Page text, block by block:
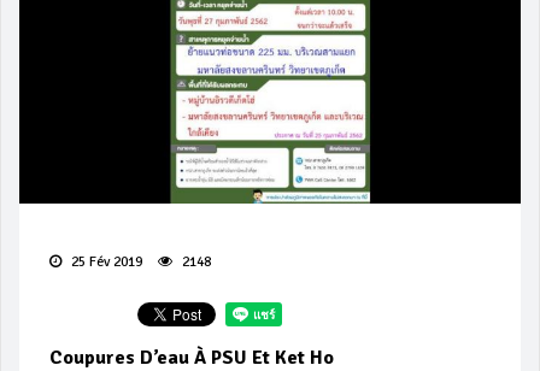
25 Fév 2019 2148
Coupures D’eau À PSU Et Ket Ho